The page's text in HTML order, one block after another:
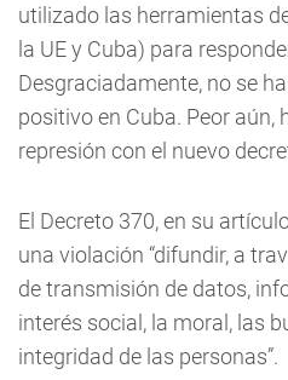
utilizado las herramientas
la UE y Cuba) para
Desgraciadamente, no se
positivo en Cuba. Peor aún,
represión con el nuevo
El Decreto 370, en su
una violación “difundir, a
de transmisión de datos,
interés social, la moral, las
integridad de las personas”.